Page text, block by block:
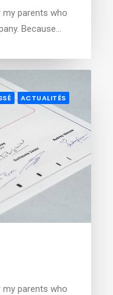
my parents who
Because…
ACTUALITÉS
my parents who